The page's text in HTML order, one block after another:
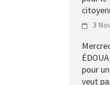
3
pour
veut